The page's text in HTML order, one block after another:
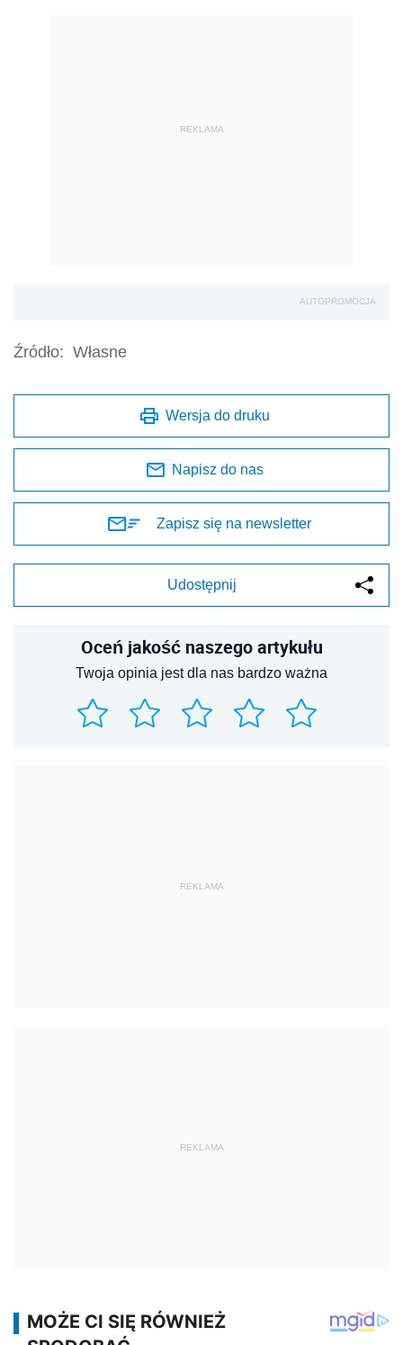
REKLAMA
AUTOPROMOCJA
Źródło: Własne
Wersja do druku
Napisz do nas
Zapisz się na newsletter
Udostępnij
Oceń jakość naszego artykułu
Twoja opinia jest dla nas bardzo ważna
REKLAMA
REKLAMA